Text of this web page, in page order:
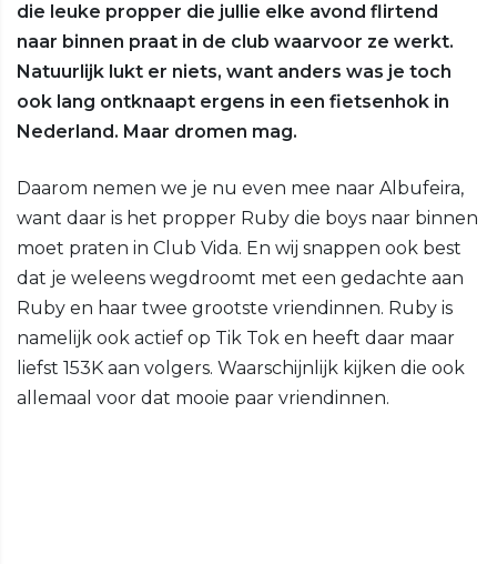
die leuke propper die jullie elke avond flirtend
naar binnen praat in de club waarvoor ze werkt.
Natuurlijk lukt er niets, want anders was je toch
ook lang ontknaapt ergens in een fietsenhok in
Nederland. Maar dromen mag.
Daarom nemen we je nu even mee naar Albufeira,
want daar is het propper Ruby die boys naar binnen
moet praten in Club Vida. En wij snappen ook best
dat je weleens wegdroomt met een gedachte aan
Ruby en haar twee grootste vriendinnen. Ruby is
namelijk ook actief op Tik Tok en heeft daar maar
liefst 153K aan volgers. Waarschijnlijk kijken die ook
allemaal voor dat mooie paar vriendinnen.